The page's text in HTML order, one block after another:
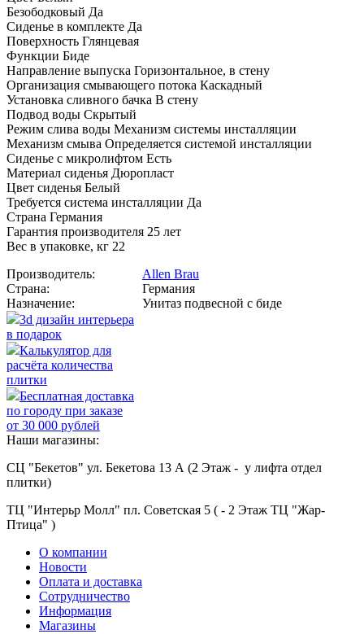
Безободковый Да
Сиденье в комплекте Да
Поверхность Глянцевая
Функции Биде
Направление выпуска Горизонтальное, в стену
Организация смывающего потока Каскадный
Установка сливного бачка В стену
Подвод воды Скрытый
Режим слива воды Механизм системы инсталляции
Механизм смыва Определяется системой инсталляции
Сиденье с микролифтом Есть
Материал сиденья Дюропласт
Цвет сиденья Белый
Требуется система инсталляции Да
Страна Германия
Гарантия производителя 25 лет
Вес в упаковке, кг 22
Производитель:
Allen Brau
Страна:
Германия
Назначение:
Унитаз подвесной с биде
3d дизайн интерьера
в подарок
Калькулятор для
расчёта количества
плитки
Бесплатная доставка
по городу при заказе
от 30 000 рублей
Наши магазины:
СЦ "Бекетов" ул. Бекетова 13 А (2 Этаж - у лифта отдел
плитки)
ТЦ "Интерьр Молл" пл. Советская 5 ( - 2 Этаж ТЦ "Жар-
Птица" )
О компании
Новости
Оплата и доставка
Сотрудничество
Информация
Магазины